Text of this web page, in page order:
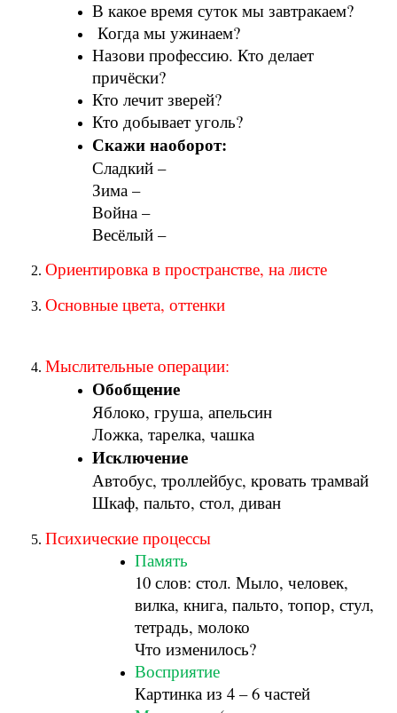
В какое время суток мы завтракаем?
Когда мы ужинаем?
Назови профессию. Кто делает
причёски?
Кто лечит зверей?
Кто добывает уголь?
Скажи наоборот:
Сладкий –
Зима –
Война –
Весёлый –
Ориентировка в пространстве, на листе
Основные цвета, оттенки
Мыслительные операции:
Обобщение
Яблоко, груша, апельсин
Ложка, тарелка, чашка
Исключение
Автобус, троллейбус, кровать трамвай
Шкаф, пальто, стол, диван
Психические процессы
Память
10 слов: стол. Мыло, человек,
вилка, книга, пальто, топор, стул,
тетрадь, молоко
Что изменилось?
Восприятие
Картинка из 4 – 6 частей